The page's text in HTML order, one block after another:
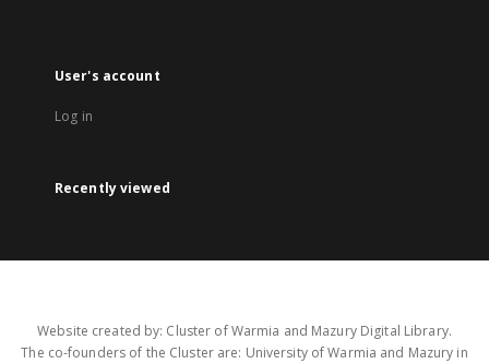
User's account
Log in
Recently viewed
Website created by: Cluster of Warmia and Mazury Digital Library.
The co-founders of the Cluster are: University of Warmia and Mazury in